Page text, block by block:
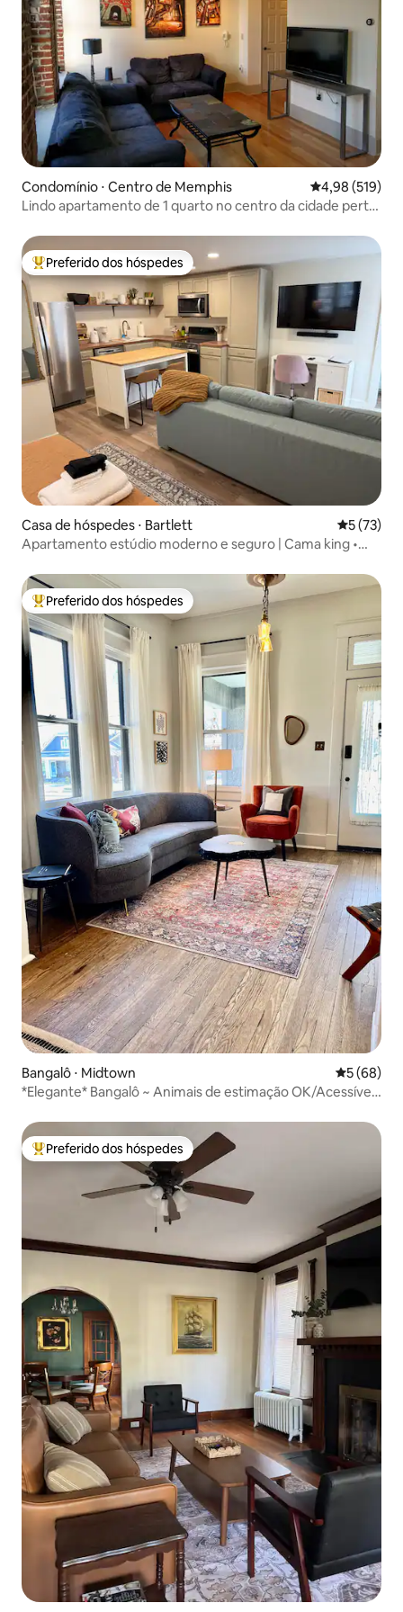
Condomínio ⋅ Centro de Memphis 4,98 de uma
4,98 (519)
Lindo apartamento de 1 quarto no centro da cidade perto
Entre os melhores preferidos dos hóspedes
Preferido dos hóspedes
Casa de hóspedes ⋅ Bartlett 5 de uma
5 (73)
Apartamento estúdio moderno e seguro | Cama king •
Entre os melhores preferidos dos hóspedes
Preferido dos hóspedes
Bangalô ⋅ Midtown 5 de uma
5 (68)
*Elegante* Bangalô ~ Animais de estimação OK/Acessível
Entre os melhores preferidos dos hóspedes
Preferido dos hóspedes